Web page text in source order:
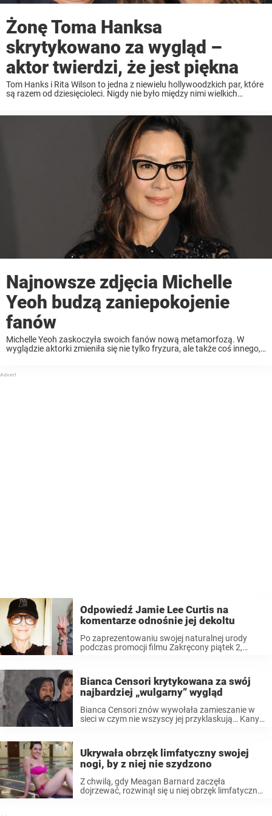
Żonę Toma Hanksa
skrytykowano za wygląd –
aktor twierdzi, że jest piękna
Tom Hanks i Rita Wilson to jedna z niewielu hollywoodzkich par, które
są razem od dziesięcioleci. Nigdy nie było między nimi wielkich
Najnowsze zdjęcia Michelle
Yeoh budzą zaniepokojenie
fanów
Michelle Yeoh zaskoczyła swoich fanów nową metamorfozą. W
wyglądzie aktorki zmieniła się nie tylko fryzura, ale także coś innego,
Odpowiedź Jamie Lee Curtis na
komentarze odnośnie jej dekoltu
Po zaprezentowaniu swojej naturalnej urody
podczas promocji filmu Zakręcony piątek 2,
kobiety „nie muszą być jak Kardashianki”. W ...
Bianca Censori krytykowana za swój
najbardziej „wulgarny” wygląd
Bianca Censori znów wywołała zamieszanie w
sieci w czym nie wszyscy jej przyklaskują… Kanye
Ukrywała obrzęk limfatyczny swojej
nogi, by z niej nie szydzono
Z chwilą, gdy Meagan Barnard zaczęła
dojrzewać, rozwinął się u niej obrzęk limfatyczny